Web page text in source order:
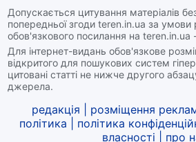
Допускається цитування матеріалів
попередньої згоди teren.in.ua за умови
обов'язкового посилання на teren.in.ua
Для інтернет-видань обов'язкове
відкритого для пошукових систем
цитовані статті не нижче другого
джерела.
редакція розміщення
політика
політика
власності
про